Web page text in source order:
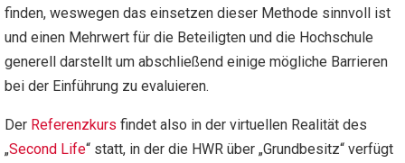
finden, weswegen das einsetzen dieser Methode sinnvoll ist
und einen Mehrwert für die Beteiligten und die Hochschule
generell darstellt um abschließend einige mögliche Barrieren
bei der Einführung zu evaluieren.
Der Referenzkurs findet also in der virtuellen Realität des
„Second Life“ statt, in der die HWR über „Grundbesitz“ verfügt